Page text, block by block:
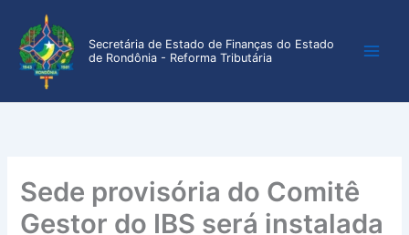
para
conteúdo
Secretária de Estado de Finanças do Estado
de Rondônia - Reforma Tributária
Sede provisória do Comitê
Gestor do IBS será instalada